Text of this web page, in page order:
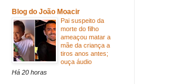
Blog do João Moacir
Pai suspeito da
morte do filho
ameaçou matar a
mãe da criança a
tiros anos antes;
ouça áudio
Há 20 horas